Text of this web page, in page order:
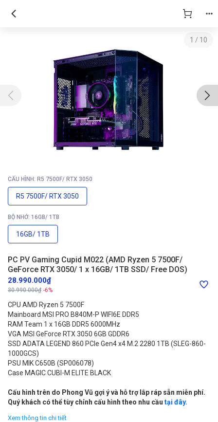
1 / 10
CẤU HÌNH: R5 7500F/ RTX 3050
R5 7500F/ RTX 3050
BỘ NHỚ: 16GB/ 1TB
16GB/ 1TB
PC PV Gaming Cupid M022 (AMD Ryzen 5 7500F/
GeForce RTX 3050/ 1 x 16GB/ 1TB SSD/ Free DOS)
28.990.000₫
30.990.000₫ -6%
CPU AMD Ryzen 5 7500F
Mainboard MSI PRO B840M-P WIFI6E DDR5
RAM Team 1 x 16GB DDR5 6000MHz
VGA MSI GeForce RTX 3050 6GB GDDR6
SSD ADATA LEGEND 860 PCIe Gen4 x4 M.2 2280 1TB (SLEG-860-
1000GCS)
PSU MIK C650B (SP006078)
Case MAGIC CUBI-M ELITE BLACK
Cấu hình trên do Phong Vũ gợi ý và hỗ trợ lắp ráp sẵn miễn phí.
Quý khách có thể tùy chỉnh cấu hình theo nhu cầu tại đây.
Xem thông tin chi tiết